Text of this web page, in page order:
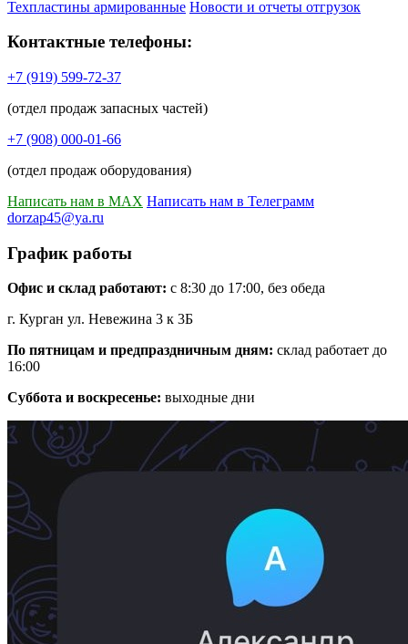
Техпластины армированные Новости и отчеты отгрузок
Контактные телефоны:
+7 (919) 599-72-37
(отдел продаж запасных частей)
+7 (908) 000-01-66
(отдел продаж оборудования)
Написать нам в MAX Написать нам в Телеграмм
dorzap45@ya.ru
График работы
Офис и склад работают: с 8:30 до 17:00, без обеда
г. Курган ул. Невежина 3 к 3Б
По пятницам и предпраздничным дням: склад работает до
16:00
Суббота и воскресенье: выходные дни